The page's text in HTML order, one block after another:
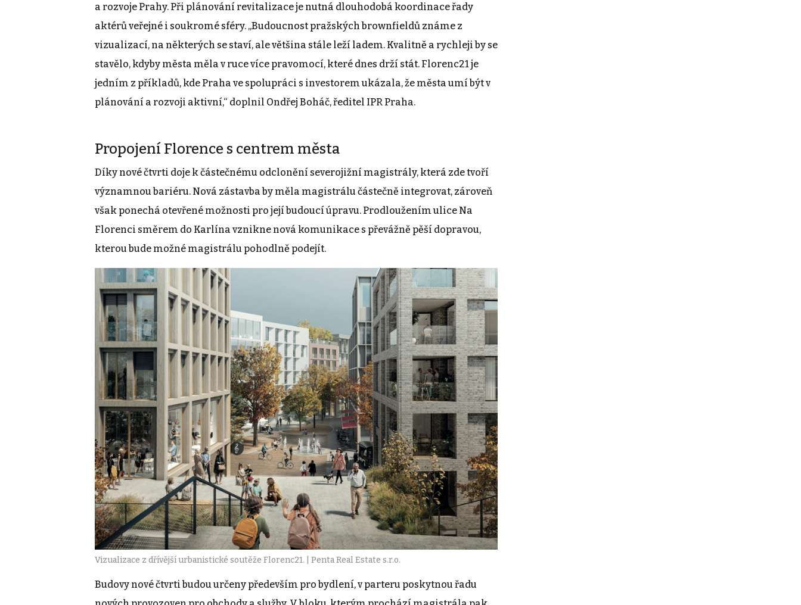
a rozvoje Prahy. Při plánování revitalizace je nutná dlouhodobá koordinace řady
aktérů veřejné i soukromé sféry. „Budoucnost pražských brownfieldů známe z
vizualizací, na některých se staví, ale většina stále leží ladem. Kvalitně a rychleji by se
stavělo, kdyby města měla v ruce více pravomocí, které dnes drží stát. Florenc21 je
jedním z příkladů, kde Praha ve spolupráci s investorem ukázala, že města umí být v
plánování a rozvoji aktivní,“ doplnil Ondřej Boháč, ředitel IPR Praha.
Propojení Florence s centrem města
Díky nové čtvrti doje k částečnému odclonění severojižní magistrály, která zde tvoří
významnou bariéru. Nová zástavba by měla magistrálu částečně integrovat, zároveň
však ponechá otevřené možnosti pro její budoucí úpravu. Prodloužením ulice Na
Florenci směrem do Karlína vznikne nová komunikace s převážně pěší dopravou,
kterou bude možné magistrálu pohodlně podejít.
Vizualizace z dřívější urbanistické soutěže Florenc21. | Penta Real Estate s.r.o.
Budovy nové čtvrti budou určeny především pro bydlení, v parteru poskytnou řadu